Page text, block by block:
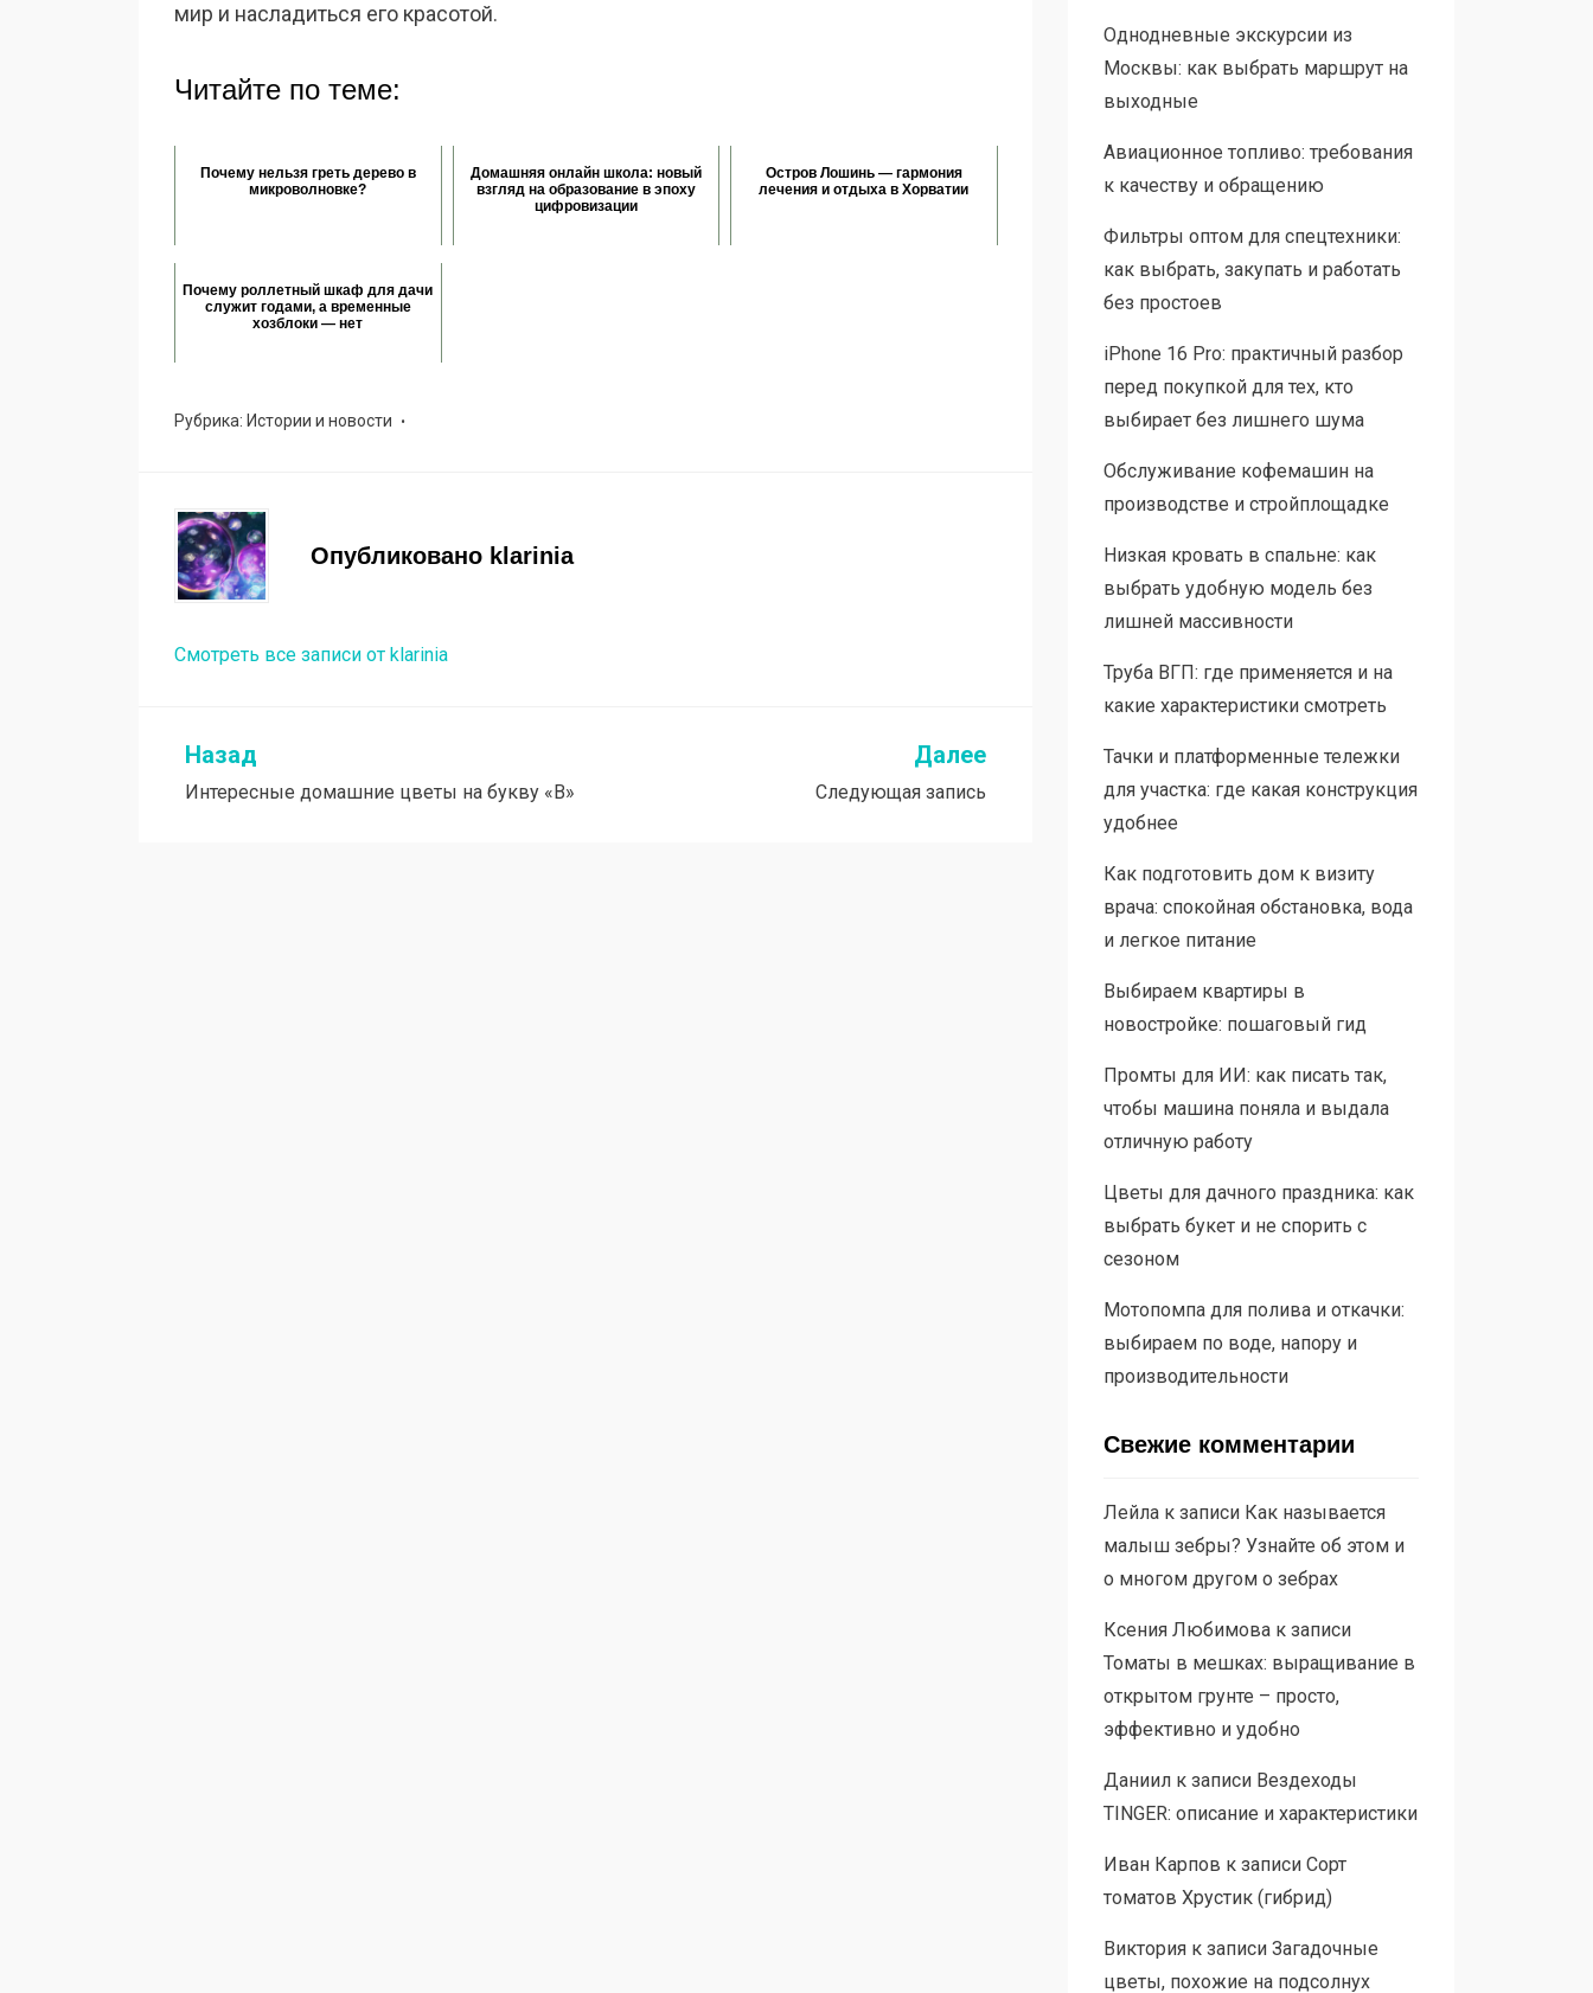
мир и насладиться его красотой.
Читайте по теме:
Почему нельзя греть дерево в
микроволновке?
Домашняя онлайн школа: новый
взгляд на образование в эпоху
цифровизации
Остров Лошинь — гармония
лечения и отдыха в Хорватии
Почему роллетный шкаф для дачи
служит годами, а временные
хозблоки — нет
Рубрика: Истории и новости
Опубликовано klarinia
Смотреть все записи от klarinia
Навигация
по
Назад
Интересные домашние цветы на букву «В»
Далее
Следующая запись
Однодневные экскурсии из
Москвы: как выбрать маршрут на
выходные
Авиационное топливо: требования
к качеству и обращению
Фильтры оптом для спецтехники:
как выбрать, закупать и работать
без простоев
iPhone 16 Pro: практичный разбор
перед покупкой для тех, кто
выбирает без лишнего шума
Обслуживание кофемашин на
производстве и стройплощадке
Низкая кровать в спальне: как
выбрать удобную модель без
лишней массивности
Труба ВГП: где применяется и на
какие характеристики смотреть
Тачки и платформенные тележки
для участка: где какая конструкция
удобнее
Как подготовить дом к визиту
врача: спокойная обстановка, вода
и легкое питание
Выбираем квартиры в
новостройке: пошаговый гид
Промты для ИИ: как писать так,
чтобы машина поняла и выдала
отличную работу
Цветы для дачного праздника: как
выбрать букет и не спорить с
сезоном
Мотопомпа для полива и откачки:
выбираем по воде, напору и
производительности
Свежие комментарии
Лейлак записи Как называется
малыш зебры? Узнайте об этом и
о многом другом о зебрах
Ксения Любимовак записи
Томаты в мешках: выращивание в
открытом грунте – просто,
эффективно и удобно
Даниилк записи Вездеходы
TINGER: описание и характеристики
Иван Карпов к записи Сорт
томатов Хрустик (гибрид)
Викторияк записи Загадочные
цветы, похожие на подсолнух